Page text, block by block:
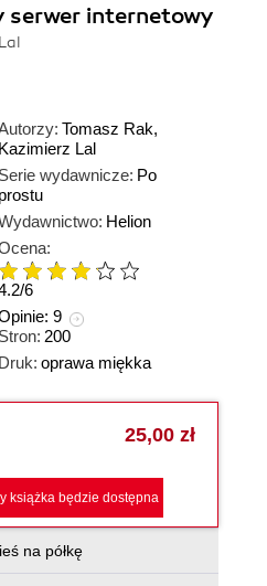
serwer internetowy
Tomasz Rak,
Kazimierz Lal
Serie wydawnicze: Po
prostu
Helion
/6
9
Stron: 200
Druk: oprawa miękka
25,00 zł
książka będzie dostępna
na półkę